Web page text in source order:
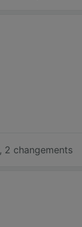
, 2 changements